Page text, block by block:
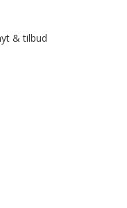
& tilbud